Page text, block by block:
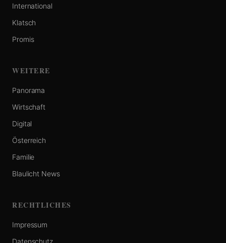
International
Klatsch
Promis
WEITERE
Panorama
Wirtschaft
Digital
Österreich
Familie
Blaulicht News
RECHTLICHES
Impressum